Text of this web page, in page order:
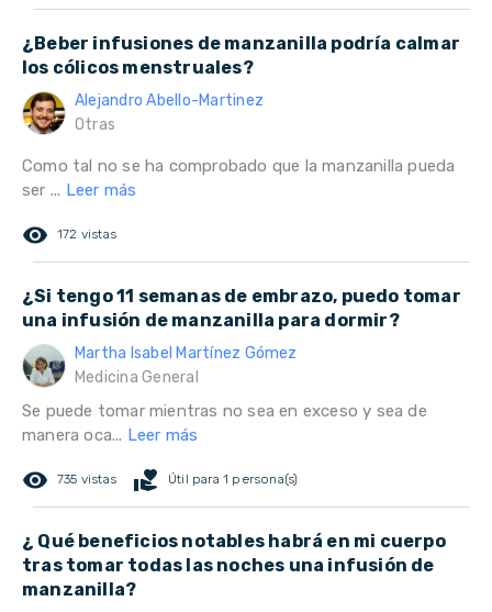
¿Beber infusiones de manzanilla podría calmar
los cólicos menstruales?
Alejandro Abello-Martinez
Otras
Como tal no se ha comprobado que la manzanilla pueda
ser ... Leer más
remove_red_eye 172 vistas
¿Si tengo 11 semanas de embrazo, puedo tomar
una infusión de manzanilla para dormir?
Martha Isabel Martínez Gómez
Medicina General
Se puede tomar mientras no sea en exceso y sea de
manera oca... Leer más
remove_red_eye 735 vistas volunteer_activism Útil para 1 persona(s)
¿ Qué beneficios notables habrá en mi cuerpo
tras tomar todas las noches una infusión de
manzanilla?